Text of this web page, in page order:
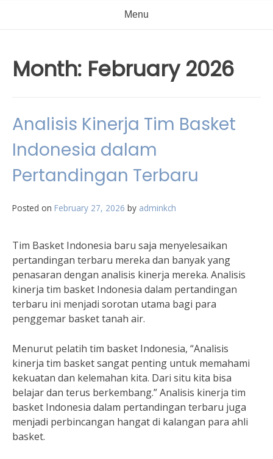
Menu
Month: February 2026
Analisis Kinerja Tim Basket
Indonesia dalam
Pertandingan Terbaru
Posted on February 27, 2026 by adminkch
Tim Basket Indonesia baru saja menyelesaikan
pertandingan terbaru mereka dan banyak yang
penasaran dengan analisis kinerja mereka. Analisis
kinerja tim basket Indonesia dalam pertandingan
terbaru ini menjadi sorotan utama bagi para
penggemar basket tanah air.
Menurut pelatih tim basket Indonesia, “Analisis
kinerja tim basket sangat penting untuk memahami
kekuatan dan kelemahan kita. Dari situ kita bisa
belajar dan terus berkembang.” Analisis kinerja tim
basket Indonesia dalam pertandingan terbaru juga
menjadi perbincangan hangat di kalangan para ahli
basket.